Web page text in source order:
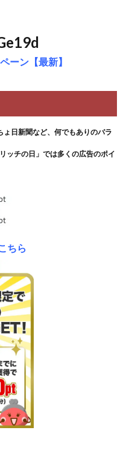
ーン【最新】
日新聞など、何でもありのバラ
ッチの日」では多くの広告のポイ
ちら